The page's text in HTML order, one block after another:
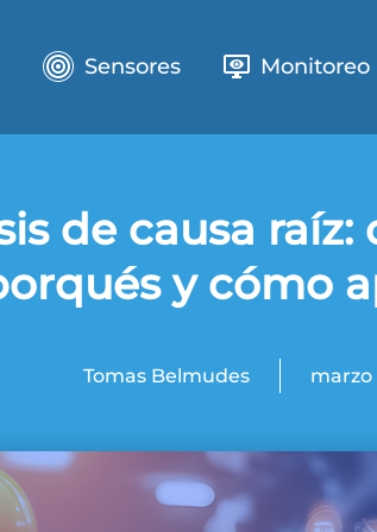
Sensores Monitoreo
de causa raíz:
y cómo
Tomas Belmudes marzo